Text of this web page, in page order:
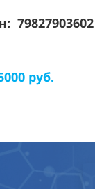
79827903602
руб.